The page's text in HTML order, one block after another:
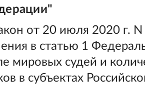
от 20 июля 2020 г.
в статью 1
мировых судей и
в субъектах